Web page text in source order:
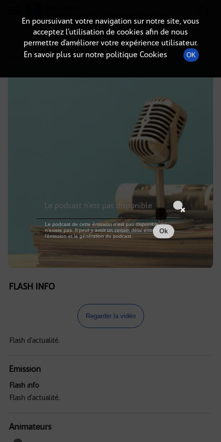
DÉTAILS DE L'ÉPISODE
25 mai 2025 à 15h59, durée : Invalid date
FLASH INFO
Regarder la vidéo
Flash d'actualité.
Emission
Flash info
Flash d'actualité.
Animateurs
En poursuivant votre navigation sur notre site, vous
acceptez l’utilisation de cookies afin de nous
permettre d’améliorer votre expérience utilisateur.
En savoir plus sur notre politique Cookies
OK
Le podcast n'est pas disponible
Le podcast de cette émission n'est pas disponible ou
n'existe pas. Il peut y avoir un certain délai entre la fin de
l'émission et la génération du podcast.
Ok